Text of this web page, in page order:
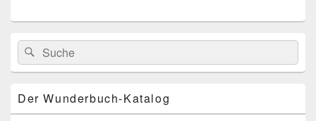
Primärer
Seitenleisten
Widget-
Bereich
Search
for:
Suche
Der Wunderbuch-Katalog